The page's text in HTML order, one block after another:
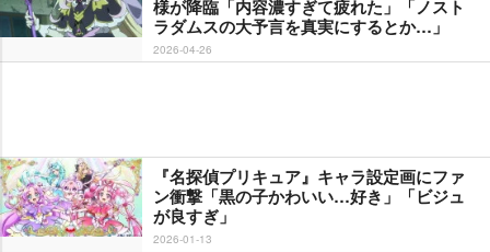
様が降臨「内容濃すぎて疲れた」「ノスト
ラダムスの大予言を真実にするとか…」
2026-04-26
『名探偵プリキュア』キャラ設定画にファ
ン衝撃「黒の子かわいい…好き」「ビジュ
が良すぎ」
2026-01-13